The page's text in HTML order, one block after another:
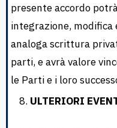
presente accordo
integrazione, modifica
analoga scrittura
parti, e avrà valore
le Parti e i loro
ULTERIORI